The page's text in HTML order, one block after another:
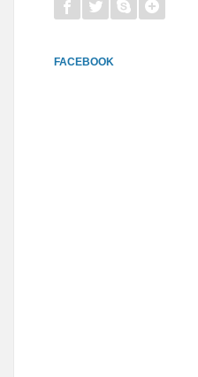
FACEBOOK